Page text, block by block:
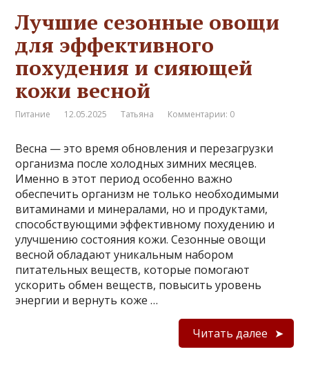
Лучшие сезонные овощи
для эффективного
похудения и сияющей
кожи весной
Питание 12.05.2025 Татьяна Комментарии: 0
Весна — это время обновления и перезагрузки
организма после холодных зимних месяцев.
Именно в этот период особенно важно
обеспечить организм не только необходимыми
витаминами и минералами, но и продуктами,
способствующими эффективному похудению и
улучшению состояния кожи. Сезонные овощи
весной обладают уникальным набором
питательных веществ, которые помогают
ускорить обмен веществ, повысить уровень
энергии и вернуть коже …
Читать далее